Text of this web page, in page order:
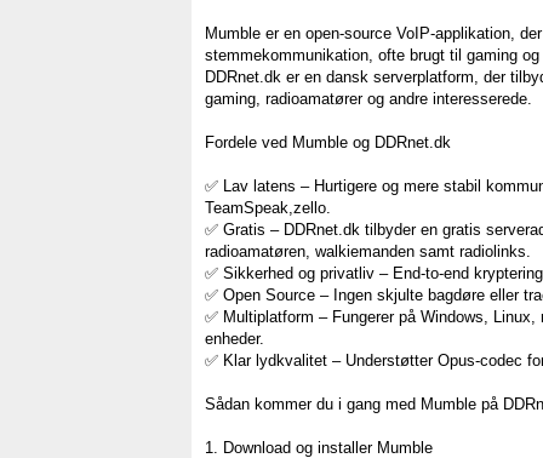
Mumble er en open-source VoIP-applikation,
stemmekommunikation, ofte brugt til gaming
DDRnet.dk er en dansk serverplatform, der
gaming, radioamatører og andre interesserede.
Fordele ved Mumble og DDRnet.dk
✅ Lav latens – Hurtigere og mere stabil
TeamSpeak,zello.
✅ Gratis – DDRnet.dk tilbyder en gratis
radioamatøren, walkiemanden samt radiolinks.
✅ Sikkerhed og privatliv – End-to-end
✅ Open Source – Ingen skjulte bagdøre eller
✅ Multiplatform – Fungerer på Windows,
enheder.
✅ Klar lydkvalitet – Understøtter Opus-codec
Sådan kommer du i gang med Mumble på
1. Download og installer Mumble